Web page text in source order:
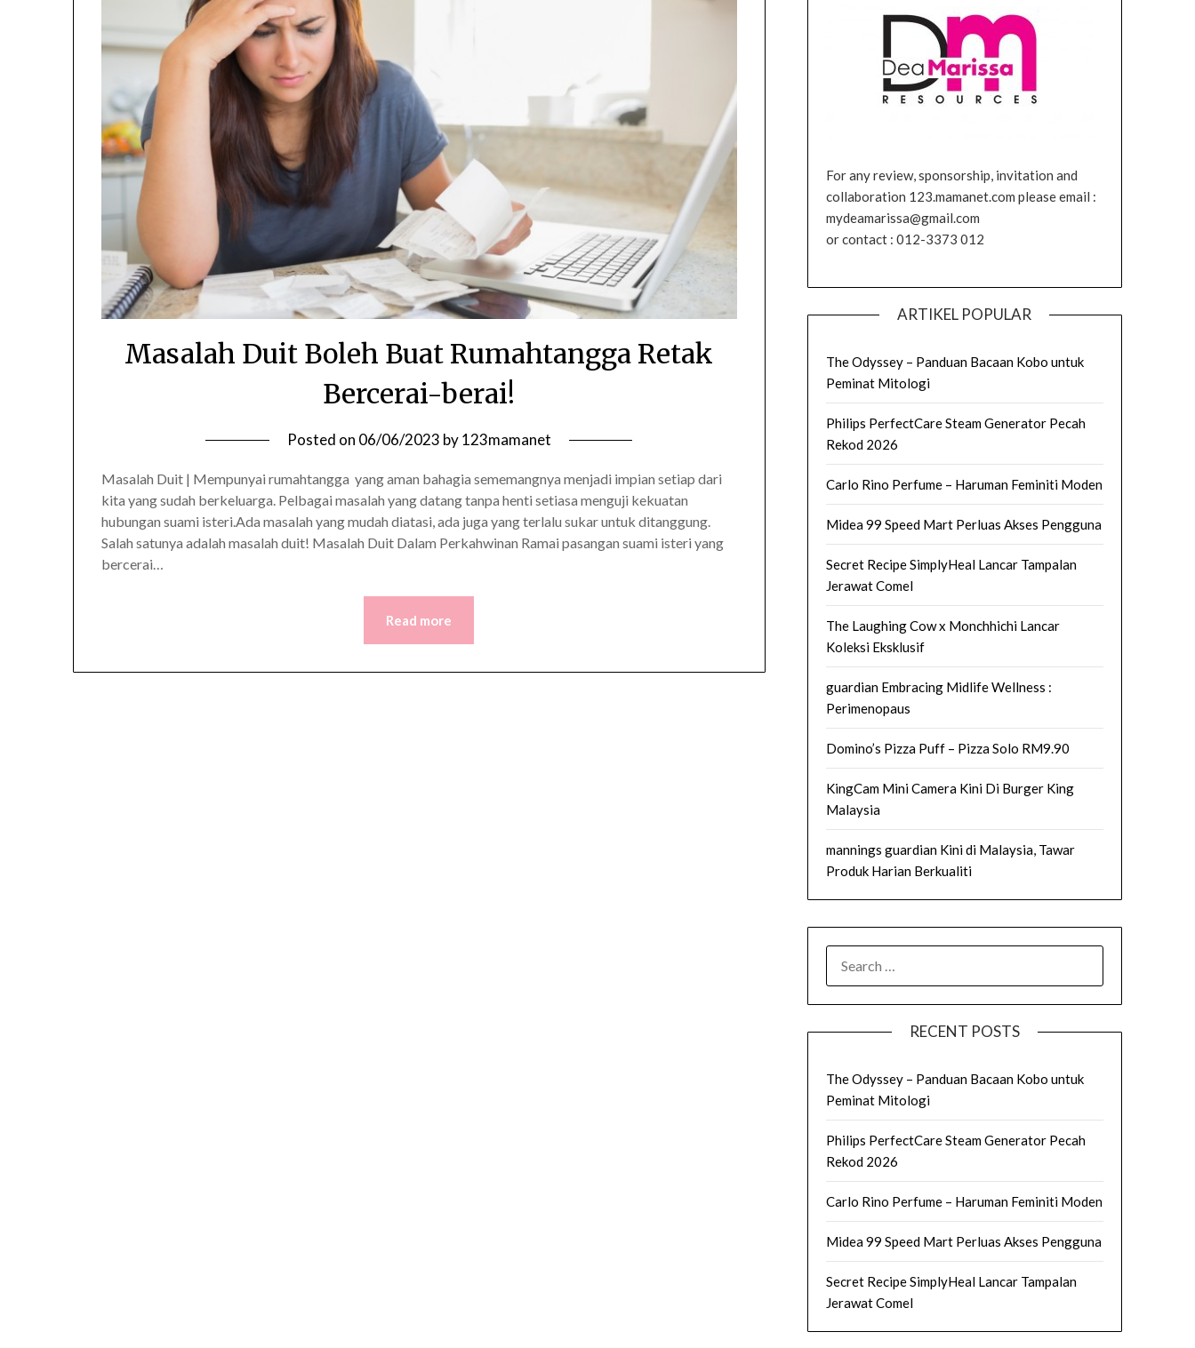
Masalah Duit Boleh Buat Rumahtangga Retak
Bercerai-berai!
Posted on 06/06/2023 by123mamanet
Masalah Duit | Mempunyai rumahtangga yang aman bahagia sememangnya menjadi impian setiap dari
kita yang sudah berkeluarga. Pelbagai masalah yang datang tanpa henti setiasa menguji kekuatan
hubungan suami isteri.Ada masalah yang mudah diatasi, ada juga yang terlalu sukar untuk ditanggung.
Salah satunya adalah masalah duit! Masalah Duit Dalam Perkahwinan Ramai pasangan suami isteri yang
bercerai…
Read more
For any review, sponsorship, invitation and
collaboration 123.mamanet.com please email :
mydeamarissa@gmail.com
or contact : 012-3373 012
ARTIKEL POPULAR
The Odyssey – Panduan Bacaan Kobo untuk
Peminat Mitologi
Philips PerfectCare Steam Generator Pecah
Rekod 2026
Carlo Rino Perfume – Haruman Feminiti Moden
Midea 99 Speed Mart Perluas Akses Pengguna
Secret Recipe SimplyHeal Lancar Tampalan
Jerawat Comel
The Laughing Cow x Monchhichi Lancar
Koleksi Eksklusif
guardian Embracing Midlife Wellness :
Perimenopaus
Domino’s Pizza Puff – Pizza Solo RM9.90
KingCam Mini Camera Kini Di Burger King
Malaysia
mannings guardian Kini di Malaysia, Tawar
Produk Harian Berkualiti
FOR:
RECENT POSTS
The Odyssey – Panduan Bacaan Kobo untuk
Peminat Mitologi
Philips PerfectCare Steam Generator Pecah
Rekod 2026
Carlo Rino Perfume – Haruman Feminiti Moden
Midea 99 Speed Mart Perluas Akses Pengguna
Secret Recipe SimplyHeal Lancar Tampalan
Jerawat Comel